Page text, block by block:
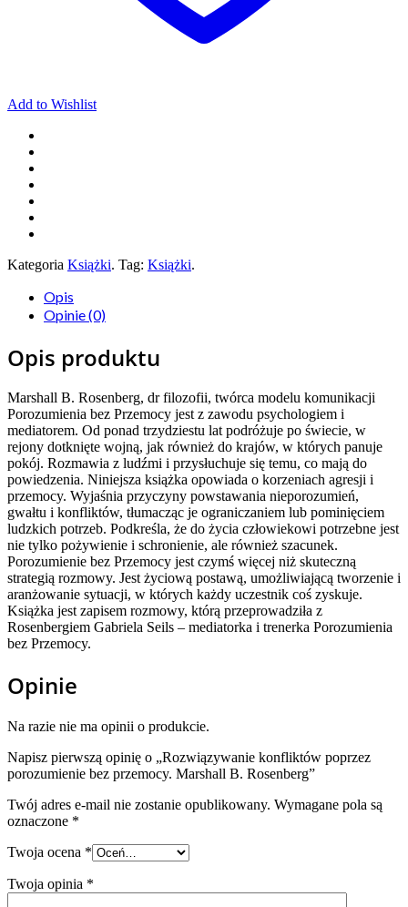
Add to Wishlist
Kategoria Książki. Tag: Książki.
Opis
Opinie (0)
Opis produktu
Marshall B. Rosenberg, dr filozofii, twórca modelu komunikacji
Porozumienia bez Przemocy jest z zawodu psychologiem i
mediatorem. Od ponad trzydziestu lat podróżuje po świecie, w
rejony dotknięte wojną, jak również do krajów, w których panuje
pokój. Rozmawia z ludźmi i przysłuchuje się temu, co mają do
powiedzenia. Niniejsza książka opowiada o korzeniach agresji i
przemocy. Wyjaśnia przyczyny powstawania nieporozumień,
gwałtu i konfliktów, tłumacząc je ograniczaniem lub pominięciem
ludzkich potrzeb. Podkreśla, że do życia człowiekowi potrzebne jest
nie tylko pożywienie i schronienie, ale również szacunek.
Porozumienie bez Przemocy jest czymś więcej niż skuteczną
strategią rozmowy. Jest życiową postawą, umożliwiającą tworzenie i
aranżowanie sytuacji, w których każdy uczestnik coś zyskuje.
Książka jest zapisem rozmowy, którą przeprowadziła z
Rosenbergiem Gabriela Seils – mediatorka i trenerka Porozumienia
bez Przemocy.
Opinie
Na razie nie ma opinii o produkcie.
Napisz pierwszą opinię o „Rozwiązywanie konfliktów poprzez
porozumienie bez przemocy. Marshall B. Rosenberg”
Twój adres e-mail nie zostanie opublikowany. Wymagane pola są
oznaczone *
Twoja ocena *
Twoja opinia *